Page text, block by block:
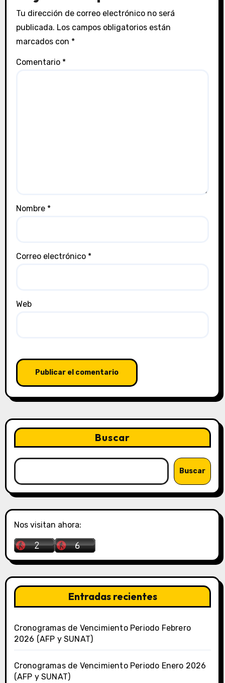
Tu dirección de correo electrónico no será
publicada. Los campos obligatorios están
marcados con *
Comentario *
Nombre *
Correo electrónico *
Web
Buscar
Buscar
Nos visitan ahora:
Entradas recientes
Cronogramas de Vencimiento Periodo Febrero
2026 (AFP y SUNAT)
Cronogramas de Vencimiento Periodo Enero 2026
(AFP y SUNAT)